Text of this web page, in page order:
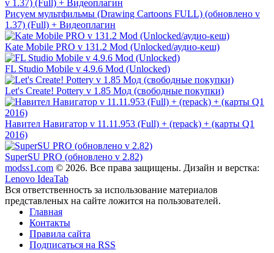
Рисуем мультфильмы (Drawing Cartoons FULL) (обновлено v
1.37) (Full) + Видеоплагин
Kate Mobile PRO v 131.2 Mod (Unlocked/аудио-кеш)
FL Studio Mobile v 4.9.6 Mod (Unlocked)
Let's Create! Pottery v 1.85 Мод (свободные покупки)
Навител Навигатор v 11.11.953 (Full) + (repack) + (карты Q1
2016)
SuperSU PRO (обновлено v 2.82)
modss1.com © 2026. Все права защищены. Дизайн и верстка:
Lenovo IdeaTab
Вся ответственность за использование материалов
представленых на сайте ложится на пользователей.
Главная
Контакты
Правила сайта
Подписаться на RSS